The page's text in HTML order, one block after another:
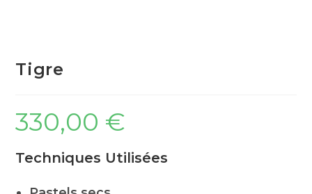
Tigre
330,00 €
Techniques Utilisées